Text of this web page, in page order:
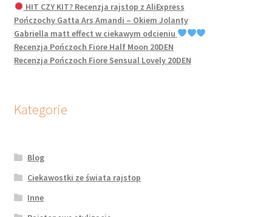
HIT CZY KIT? Recenzja rajstop z AliExpress
Pończochy Gatta Ars Amandi – Okiem Jolanty
Gabriella matt effect w ciekawym odcieniu
Recenzja Pończoch Fiore Half Moon 20DEN
Recenzja Pończoch Fiore Sensual Lovely 20DEN
Kategorie
Blog
Ciekawostki ze świata rajstop
Inne